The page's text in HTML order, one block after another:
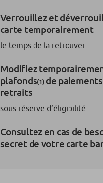
Verrouillez et
carte temporairement
le temps de la retrouver.
Modifiez
plafonds(1)de
retraits
sous réserve d’éligibilité.
Consultez en cas de
secret de votre carte